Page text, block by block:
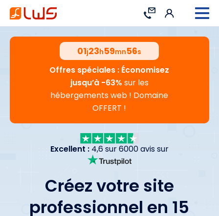
Contact Connexion
01j23h59mn55s
Offres spéciales : Économisez
jusqu’à -63% sur les
hébergements web ! Domaine
OFFERT !
Excellent :4,6 sur 6000 avis sur
Créez votre site
professionnel en 15